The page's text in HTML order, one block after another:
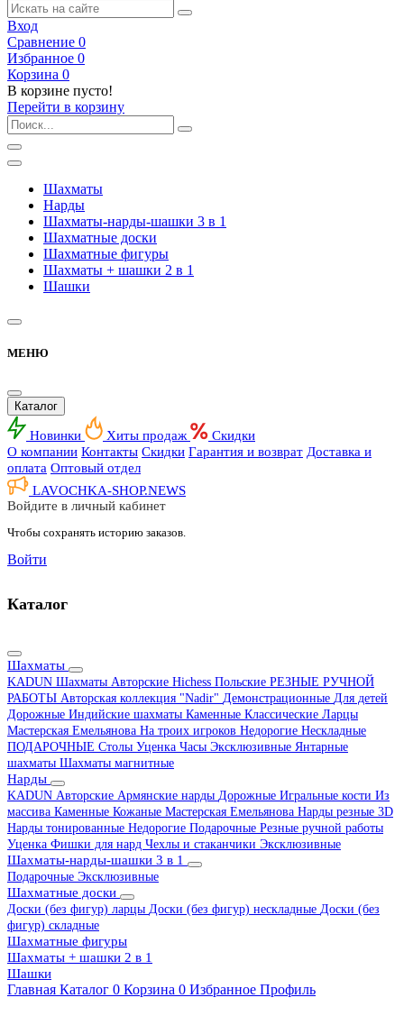
Вход
Сравнение 0
Избранное 0
Корзина 0
В корзине пусто!
Перейти в корзину
Шахматы
Нарды
Шахматы-нарды-шашки 3 в 1
Шахматные доски
Шахматные фигуры
Шахматы + шашки 2 в 1
Шашки
МЕНЮ
Каталог
Новинки Хиты продаж
Скидки
О компании Контакты Скидки Гарантия и возврат Доставка и
оплата Оптовый отдел
LAVOCHKA-SHOP.NEWS
Войдите в личный кабинет
Чтобы сохранять историю заказов.
Войти
Каталог
Шахматы
KADUN Шахматы Авторские Hichess Польские РЕЗНЫЕ РУЧНОЙ
РАБОТЫ Авторская коллекция "Nadir" Демонстрационные Для детей
Дорожные Индийские шахматы Каменные Классические Ларцы
Мастерская Емельянова На троих игроков Недорогие Нескладные
ПОДАРОЧНЫЕ Столы Уценка Часы Эксклюзивные Янтарные
шахматы Шахматы магнитные
Нарды
KADUN Авторские Армянские нарды Дорожные Игральные кости Из
массива Каменные Кожаные Мастерская Емельянова Нарды резные 3D
Нарды тонированные Недорогие Подарочные Резные ручной работы
Уценка Фишки для нард Чехлы и стаканчики Эксклюзивные
Шахматы-нарды-шашки 3 в 1
Подарочные Эксклюзивные
Шахматные доски
Доски (без фигур) ларцы Доски (без фигур) нескладные Доски (без
фигур) складные
Шахматные фигуры
Шахматы + шашки 2 в 1
Шашки
Главная Каталог 0 Корзина 0 Избранное Профиль